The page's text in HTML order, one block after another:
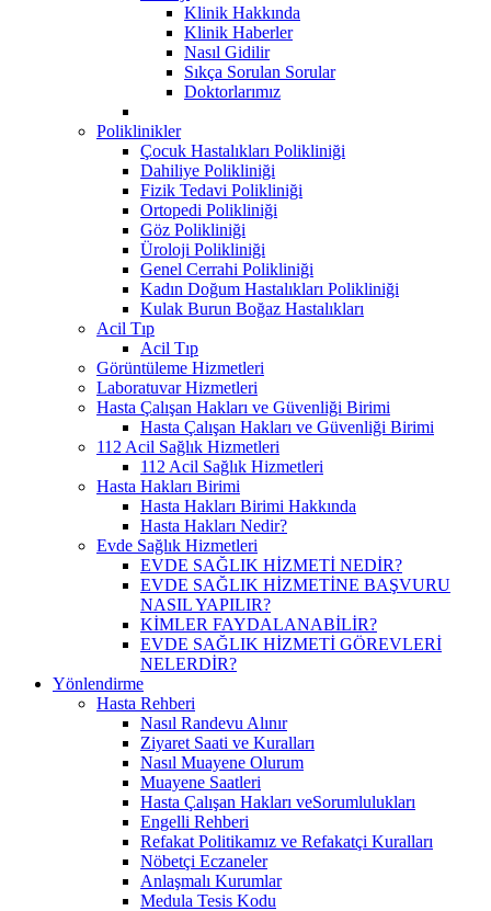
Klinik Hakkında
Klinik Haberler
Nasıl Gidilir
Sıkça Sorulan Sorular
Doktorlarımız
Poliklinikler
Çocuk Hastalıkları Polikliniği
Dahiliye Polikliniği
Fizik Tedavi Polikliniği
Ortopedi Polikliniği
Göz Polikliniği
Üroloji Polikliniği
Genel Cerrahi Polikliniği
Kadın Doğum Hastalıkları Polikliniği
Kulak Burun Boğaz Hastalıkları
Acil Tıp
Acil Tıp
Görüntüleme Hizmetleri
Laboratuvar Hizmetleri
Hasta Çalışan Hakları ve Güvenliği Birimi
Hasta Çalışan Hakları ve Güvenliği Birimi
112 Acil Sağlık Hizmetleri
112 Acil Sağlık Hizmetleri
Hasta Hakları Birimi
Hasta Hakları Birimi Hakkında
Hasta Hakları Nedir?
Evde Sağlık Hizmetleri
EVDE SAĞLIK HİZMETİ NEDİR?
EVDE SAĞLIK HİZMETİNE BAŞVURU
NASIL YAPILIR?
KİMLER FAYDALANABİLİR?
EVDE SAĞLIK HİZMETİ GÖREVLERİ
NELERDİR?
Yönlendirme
Hasta Rehberi
Nasıl Randevu Alınır
Ziyaret Saati ve Kuralları
Nasıl Muayene Olurum
Muayene Saatleri
Hasta Çalışan Hakları veSorumlulukları
Engelli Rehberi
Refakat Politikamız ve Refakatçi Kuralları
Nöbetçi Eczaneler
Anlaşmalı Kurumlar
Medula Tesis Kodu